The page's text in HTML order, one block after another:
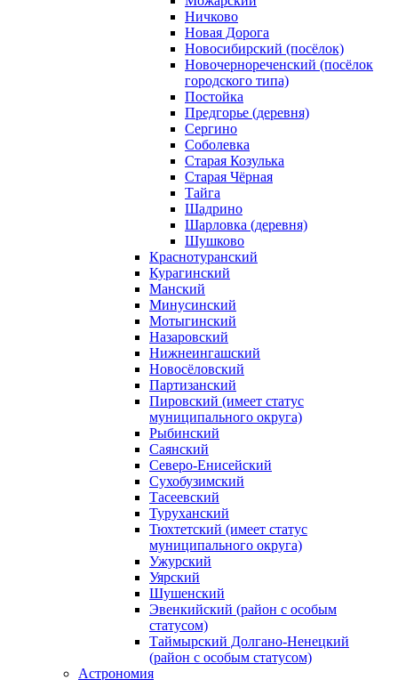
Ничково
Новая Дорога
Новосибирский (посёлок)
Новочернореченский (посёлок
городского типа)
Постойка
Предгорье (деревня)
Сергино
Соболевка
Старая Козулька
Старая Чёрная
Тайга
Шадрино
Шарловка (деревня)
Шушково
Краснотуранский
Курагинский
Манский
Минусинский
Мотыгинский
Назаровский
Нижнеингашский
Новосёловский
Партизанский
Пировский (имеет статус
муниципального округа)
Рыбинский
Саянский
Северо‑Енисейский
Сухобузимский
Тасеевский
Туруханский
Тюхтетский (имеет статус
муниципального округа)
Ужурский
Уярский
Шушенский
Эвенкийский (район с особым
статусом)
Таймырский Долгано‑Ненецкий
(район с особым статусом)
Астрономия